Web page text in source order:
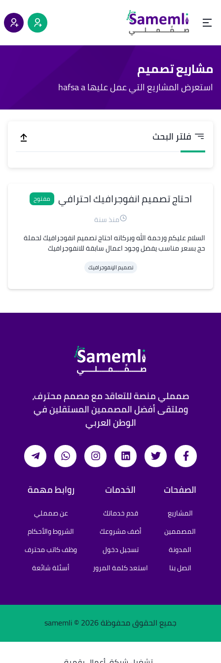
مشاريع تصميم
استعرض المشاريع التي عمل عليها hafsa a
فلتر البحث
احتاج تصميم انفوجرافيك احترافي مفتوح
منذ سنة
السلام عليكم ورحمة الله وبركاته احتاج تصميم انفوجرافيك لحملة
حج بسعر مناسب يفضل وجود اعمال سابقة للانفوجرافيك
تصميم الإنفوجرافيك
صمملي منصة للتعاقد مع مصمم محترف،
وملتقى أفضل المصممين المستقلين في
الوطن العربي
الصفحات
المشاريع
المصممين
المدونة
اتصل بنا
الخدمات
قدم خدماتك
أضف مشروعك
تسجيل دخول
استعد كلمة المرور
روابط مهمة
عن صمملي
الشروط والأحكام
وظف كاتب محترف
أسئلة شائعة
جميع الحقوق محفوظة samemli ©2026